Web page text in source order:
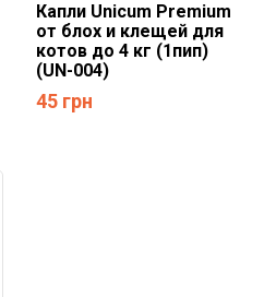
Капли Unicum Рremium
от блох и клещей для
котов до 4 кг (1пип)
(UN-004)
45 грн